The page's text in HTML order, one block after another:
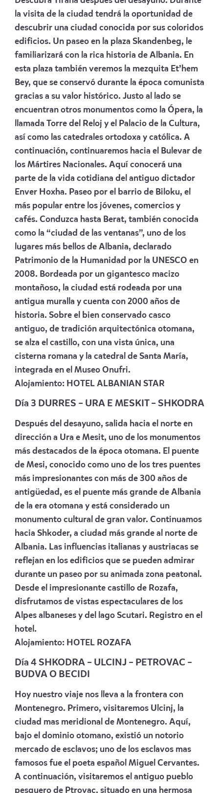
la visita de la ciudad tendrá la oportunidad de
descubrir una ciudad conocida por sus coloridos
edificios. Un paseo en la plaza Skandenbeg, le
familiarizará con la rica historia de Albania. En
esta plaza también veremos la mezquita Et’hem
Bey, que se conservó durante la época comunista
gracias a su valor histórico. Justo al lado se
encuentran otros monumentos como la Ópera, la
llamada Torre del Reloj y el Palacio de la Cultura,
así como las catedrales ortodoxa y católica. A
continuación, continuaremos hacia el Bulevar de
los Mártires Nacionales. Aquí conocerá una
parte de la vida cotidiana del antiguo dictador
Enver Hoxha. Paseo por el barrio de Biloku, el
más popular entre los jóvenes, comercios y
cafés. Conduzca hasta Berat, también conocida
como la “ciudad de las ventanas”, uno de los
lugares más bellos de Albania, declarado
Patrimonio de la Humanidad por la UNESCO en
2008. Bordeada por un gigantesco macizo
montañoso, la ciudad está rodeada por una
antigua muralla y cuenta con 2000 años de
historia. Sobre el bien conservado casco
antiguo, de tradición arquitectónica otomana,
se alza el castillo, con una vista única, una
cisterna romana y la catedral de Santa María,
integrada en el Museo Onufri.
Alojamiento: HOTEL ALBANIAN STAR
Día 3 DURRES – URA E MESKIT – SHKODRA
Después del desayuno, salida hacia el norte en
dirección a Ura e Mesit, uno de los monumentos
más destacados de la época otomana. El puente
de Mesi, conocido como uno de los tres puentes
más impresionantes con más de 300 años de
antigüedad, es el puente más grande de Albania
de la era otomana y está considerado un
monumento cultural de gran valor. Continuamos
hacia Shkoder, a ciudad más grande al norte de
Albania. Las influencias italianas y austriacas se
reflejan en los edificios que se pueden admirar
durante un paseo por su animada zona peatonal.
Desde el impresionante castillo de Rozafa,
disfrutamos de vistas espectaculares de los
Alpes albaneses y del lago Scutari. Registro en el
hotel.
Alojamiento: HOTEL ROZAFA
Día 4 SHKODRA – ULCINJ – PETROVAC –
BUDVA O BECIDI
Hoy nuestro viaje nos lleva a la frontera con
Montenegro. Primero, visitaremos Ulcinj, la
ciudad mas meridional de Montenegro. Aquí,
bajo el dominio otomano, existió un notorio
mercado de esclavos; uno de los esclavos mas
famosos fue el poeta español Miguel Cervantes.
A continuación, visitaremos el antiguo pueblo
pesquero de Ptrovac, situado en una hermosa